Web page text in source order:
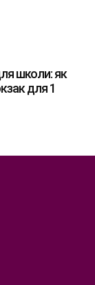
школи: як
для 1